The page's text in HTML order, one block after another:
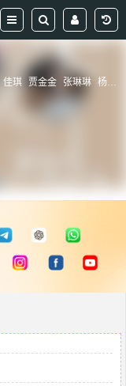
佳琪 贾金金 张琳琳 杨淋淋